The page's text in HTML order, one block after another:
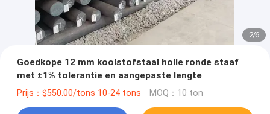
2/6
Goedkope 12 mm koolstofstaal holle ronde staaf
met ±1% tolerantie en aangepaste lengte
Prijs：$550.00/tons 10-24 tons MOQ：10 ton